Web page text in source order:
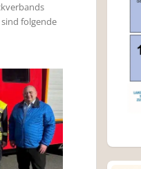
sind folgende